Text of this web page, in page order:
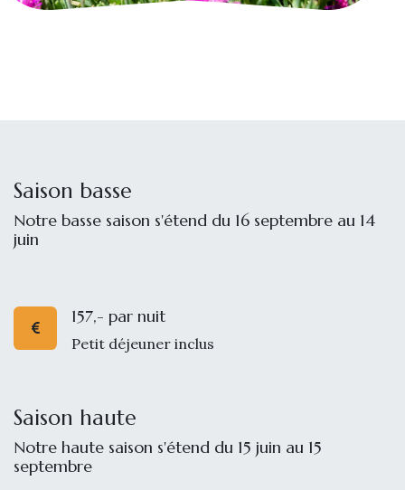
Saison basse
Notre basse saison s'étend du 16 septembre au 14
juin
157,- par nuit
Petit déjeuner inclus
Saison haute
Notre haute saison s'étend du 15 juin au 15
septembre